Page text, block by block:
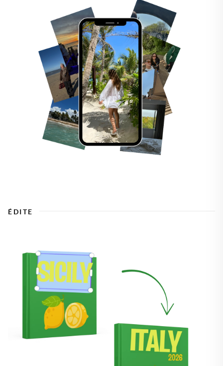
ÉDITE